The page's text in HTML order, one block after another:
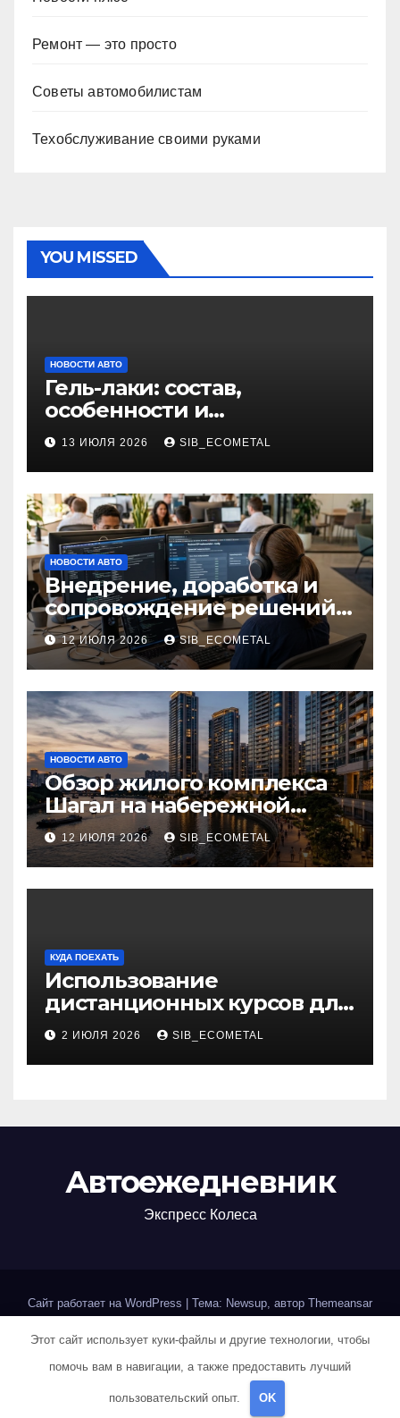
Ремонт — это просто
Советы автомобилистам
Техобслуживание своими руками
YOU MISSED
НОВОСТИ АВТО
Гель-лаки: состав,
особенности и
применение в маникюре
13 ИЮЛЯ 2026 SIB_ECOMETAL
НОВОСТИ АВТО
Внедрение, доработка и
сопровождение решений
на платформе 1С
12 ИЮЛЯ 2026 SIB_ECOMETAL
НОВОСТИ АВТО
Обзор жилого комплекса
Шагал на набережной
Марка Шагала
12 ИЮЛЯ 2026 SIB_ECOMETAL
КУДА ПОЕХАТЬ
Использование
дистанционных курсов для
изучения актуальных
специальностей
2 ИЮЛЯ 2026 SIB_ECOMETAL
Автоежедневник
Экспресс Колеса
Сайт работает на WordPress Тема: Newsup, автор Themeansar
Home Авторам и правообладателям Карта сайта
Политика конфиденциальности
Этот сайт использует куки-файлы и другие технологии, чтобы
помочь вам в навигации, а также предоставить лучший
пользовательский опыт. OK